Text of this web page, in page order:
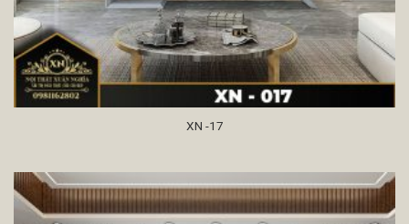
XN -17